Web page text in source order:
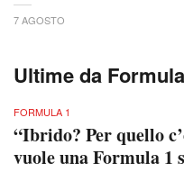
7 AGOSTO
Ultime da
FORMULA 1
“Ibrido? Per quello
vuole una Formula 1